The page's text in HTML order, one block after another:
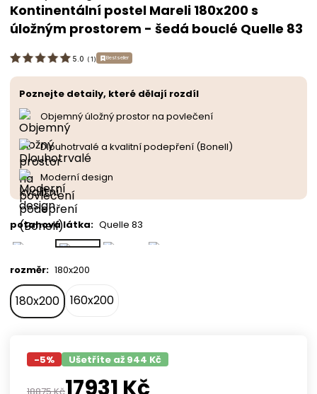
Kontinentální postel Mareli 180x200 s
úložným prostorem - šedá bouclé Quelle 83
5.0 ( 1 ) Bestseller
Poznejte detaily, které dělají rozdíl
Objemný úložný prostor na povlečení
Dlouhotrvalé a kvalitní podepření (Bonell)
Moderní design
potahová látka: Quelle 83
rozměr: 180x200
180x200 160x200
-5% Ušetříte až 944 Kč